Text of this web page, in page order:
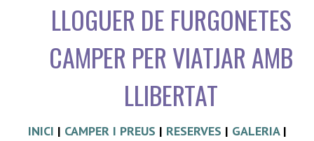
LLOGUER DE FURGONETES
CAMPER PER VIATJAR AMB
LLIBERTAT
INICI | CAMPER I PREUS | RESERVES | GALERIA|